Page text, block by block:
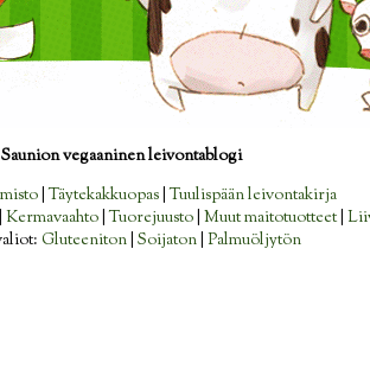
Saunion vegaaninen leivontablogi
|Täytekakkuopas |Tuulispään leivontakirja
Kermavaahto |Tuorejuusto Muut maitotuotteet|
Gluteeniton| Soijaton| Palmuöljytön